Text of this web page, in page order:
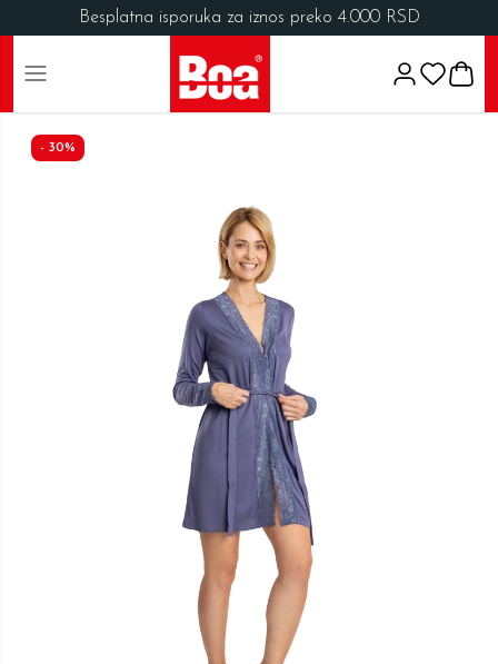
Besplatna isporuka za iznos preko 4.000 RSD
- 30%